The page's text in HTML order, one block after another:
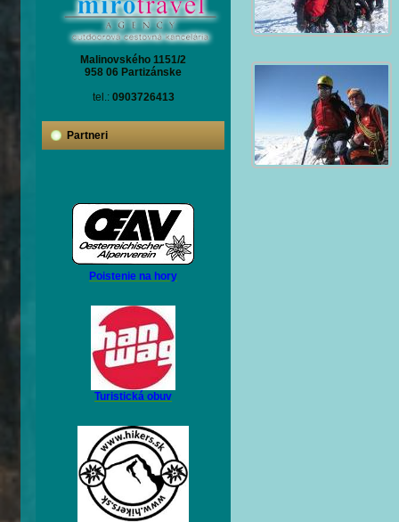
Malinovského 1151/2
958 06 Partizánske
tel.: 0903726413
Partneri
Poistenie na hory
Turistická obuv